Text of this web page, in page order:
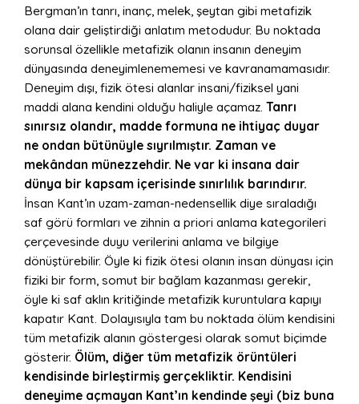
Bergman’ın tanrı, inanç, melek, şeytan gibi metafizik
olana dair geliştirdiği anlatım metodudur. Bu noktada
sorunsal özellikle metafizik olanın insanın deneyim
dünyasında deneyimlenememesi ve kavranamamasıdır.
Deneyim dışı, fizik ötesi alanlar insani/fiziksel yani
maddi alana kendini olduğu haliyle açamaz. Tanrı
sınırsız olandır, madde formuna ne ihtiyaç duyar
ne ondan bütünüyle sıyrılmıştır. Zaman ve
mekândan münezzehdir. Ne var ki insana dair
dünya bir kapsam içerisinde sınırlılık barındırır.
İnsan Kant’ın uzam-zaman-nedensellik diye sıraladığı
saf görü formları ve zihnin a priori anlama kategorileri
çerçevesinde duyu verilerini anlama ve bilgiye
dönüştürebilir. Öyle ki fizik ötesi olanın insan dünyası için
fiziki bir form, somut bir bağlam kazanması gerekir,
öyle ki saf aklın kritiğinde metafizik kuruntulara kapıyı
kapatır Kant. Dolayısıyla tam bu noktada ölüm kendisini
tüm metafizik alanın göstergesi olarak somut biçimde
gösterir. Ölüm, diğer tüm metafizik örüntüleri
kendisinde birleştirmiş gerçekliktir. Kendisini
deneyime açmayan Kant’ın kendinde şeyi (biz buna